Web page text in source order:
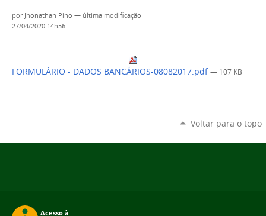
por Jhonathan Pino — última modificação
27/04/2020 14h56
FORMULÁRIO - DADOS BANCÁRIOS-08082017.pdf — 107 KB
Voltar para o topo